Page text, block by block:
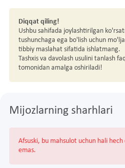
Diqqat qiling!
Ushbu sahifada joylashtirilgan
tushunchaga ega bo'lish uchun
tibbiy maslahat sifatida ishlatmang.
Tashxis va davolash usulini tanlash
tomonidan amalga oshiriladi!
Mijozlarning sharhlari
Afsuski, bu mahsulot uchun hali
emas.